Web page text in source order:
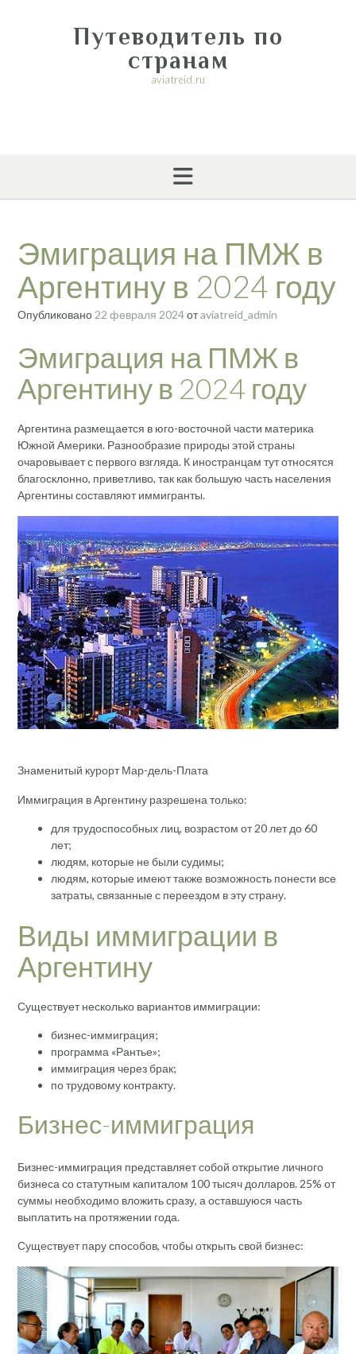
Путеводитель по
странам
aviatreid.ru
Эмиграция на ПМЖ в
Аргентину в 2024 году
Опубликовано 22 февраля 2024отaviatreid_admin
Эмиграция на ПМЖ в
Аргентину в 2024 году
Аргентина размещается в юго-восточной части материка
Южной Америки. Разнообразие природы этой страны
очаровывает с первого взгляда. К иностранцам тут относятся
благосклонно, приветливо, так как большую часть населения
Аргентины составляют иммигранты.
Знаменитый курорт Мар-дель-Плата
Иммиграция в Аргентину разрешена только:
для трудоспособных лиц, возрастом от 20 лет до 60
лет;
людям, которые не были судимы;
людям, которые имеют также возможность понести все
затраты, связанные с переездом в эту страну.
Виды иммиграции в
Аргентину
Существует несколько вариантов иммиграции:
бизнес-иммиграция;
программа «Рантье»;
иммиграция через брак;
по трудовому контракту.
Бизнес-иммиграция
Бизнес-иммиграция представляет собой открытие личного
бизнеса со статутным капиталом 100 тысяч долларов. 25% от
суммы необходимо вложить сразу, а оставшуюся часть
выплатить на протяжении года.
Существует пару способов, чтобы открыть свой бизнес: